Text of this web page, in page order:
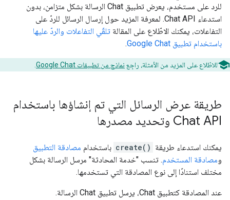
للرد على مستخدم، يعرض تطبيق Chat الرسالة بشكل متزامن، بدون
استدعاء Chat API. لمعرفة المزيد حول إرسال الرسائل للردّ على
التفاعلات، يمكنك الاطّلاع على المقالة تلقّي التفاعلات والردّ عليها
باستخدام تطبيق Google Chat
.
للاطّلاع على المزيد من الأمثلة، راجِع نماذج من تطبيقات Google Chat
طريقة عرض الرسائل التي تم إنشاؤها باستخدام
Chat API وتحديد مصدرها
يمكنك استدعاء طريقة create() باستخدام مصادقة التطبيق
ومصادقة المستخدم. تنسب "خدمة المحادثة" مرسل الرسالة بشكل
مختلف استنادًا إلى نوع المصادقة التي تستخدمها.
عند المصادقة كتطبيق Chat، يرسل تطبيق Chat الرسالة.